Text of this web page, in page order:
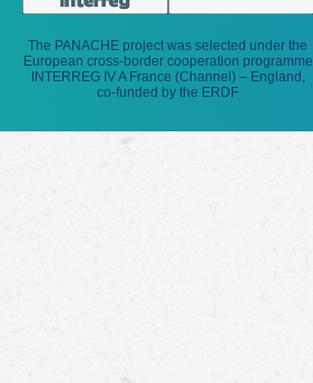
The PANACHE project was selected under the
European cross-border cooperation programme
INTERREG IV A France (Channel) – England,
co-funded by the ERDF